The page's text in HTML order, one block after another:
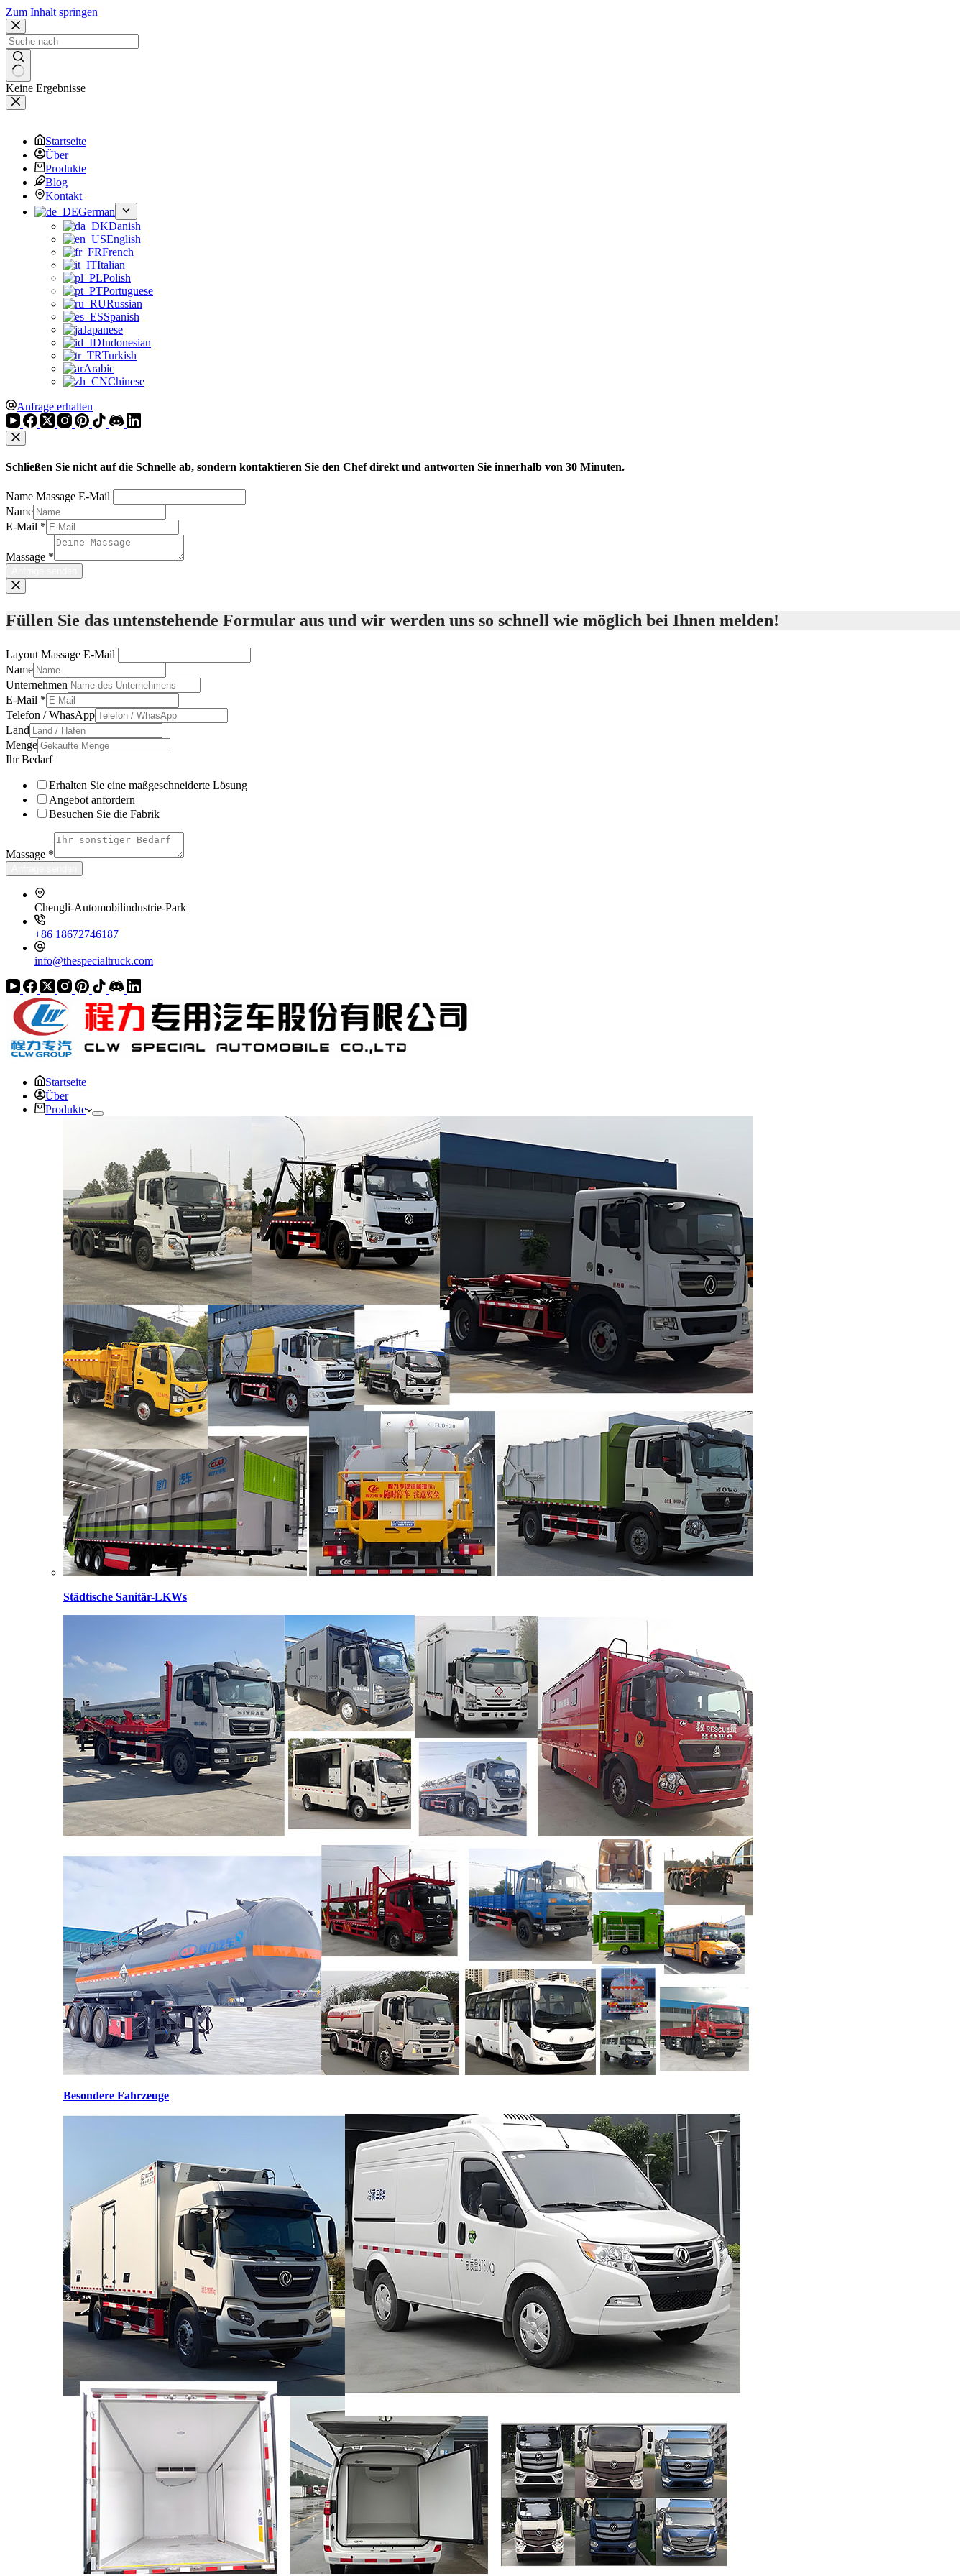
Zum Inhalt springen
Keine Ergebnisse
Startseite
Über
Produkte
Blog
Kontakt
German
Danish
English
French
Italian
Polish
Portuguese
Russian
Spanish
Japanese
Indonesian
Turkish
Arabic
Chinese
Anfrage erhalten
Schließen Sie nicht auf die Schnelle ab, sondern kontaktieren Sie den Chef direkt und antworten Sie innerhalb von 30 Minuten.
Name Massage E-Mail
Name
E-Mail *
Massage *
Füllen Sie das untenstehende Formular aus und wir werden uns so schnell wie möglich bei Ihnen melden!
Layout Massage E-Mail
Name
Unternehmen
E-Mail *
Telefon / WhasApp
Land
Menge
Ihr Bedarf
Erhalten Sie eine maßgeschneiderte Lösung
Angebot anfordern
Besuchen Sie die Fabrik
Massage *
Chengli-Automobilindustrie-Park
+86 18672746187
info@thespecialtruck.com
Startseite
Über
Produkte
Städtische Sanitär-LKWs
Besondere Fahrzeuge